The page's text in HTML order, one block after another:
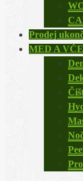
Prodej
MED A